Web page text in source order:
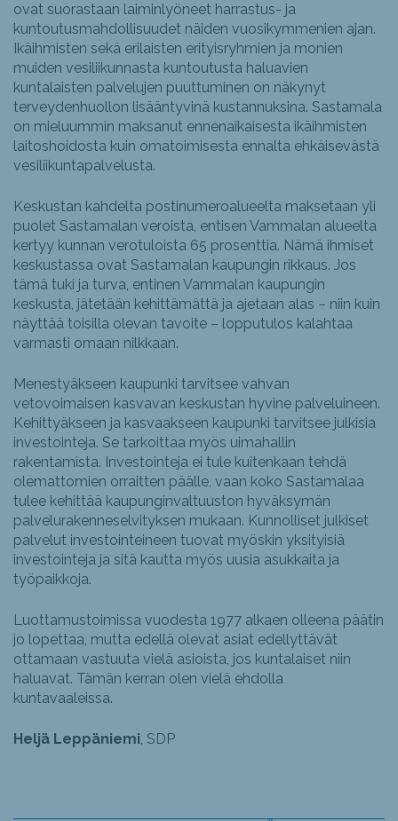
ovat suorastaan laiminlyöneet harrastus- ja
kuntoutusmahdollisuudet näiden vuosikymmenien ajan.
Ikäihmisten sekä erilaisten erityisryhmien ja monien
muiden vesiliikunnasta kuntoutusta haluavien
kuntalaisten palvelujen puuttuminen on näkynyt
terveydenhuollon lisääntyvinä kustannuksina. Sastamala
on mieluummin maksanut ennenaikaisesta ikäihmisten
laitoshoidosta kuin omatoimisesta ennalta ehkäisevästä
vesiliikuntapalvelusta.
Keskustan kahdelta postinumeroalueelta maksetaan yli
puolet Sastamalan veroista, entisen Vammalan alueelta
kertyy kunnan verotuloista 65 prosenttia. Nämä ihmiset
keskustassa ovat Sastamalan kaupungin rikkaus. Jos
tämä tuki ja turva, entinen Vammalan kaupungin
keskusta, jätetään kehittämättä ja ajetaan alas – niin kuin
näyttää toisilla olevan tavoite – lopputulos kalahtaa
varmasti omaan nilkkaan.
Menestyäkseen kaupunki tarvitsee vahvan
vetovoimaisen kasvavan keskustan hyvine palveluineen.
Kehittyäkseen ja kasvaakseen kaupunki tarvitsee julkisia
investointeja. Se tarkoittaa myös uimahallin
rakentamista. Investointeja ei tule kuitenkaan tehdä
olemattomien orraitten päälle, vaan koko Sastamalaa
tulee kehittää kaupunginvaltuuston hyväksymän
palvelurakenneselvityksen mukaan. Kunnolliset julkiset
palvelut investointeineen tuovat myöskin yksityisiä
investointeja ja sitä kautta myös uusia asukkaita ja
työpaikkoja.
Luottamustoimissa vuodesta 1977 alkaen olleena päätin
jo lopettaa, mutta edellä olevat asiat edellyttävät
ottamaan vastuuta vielä asioista, jos kuntalaiset niin
haluavat. Tämän kerran olen vielä ehdolla
kuntavaaleissa.
Heljä Leppäniemi, SDP